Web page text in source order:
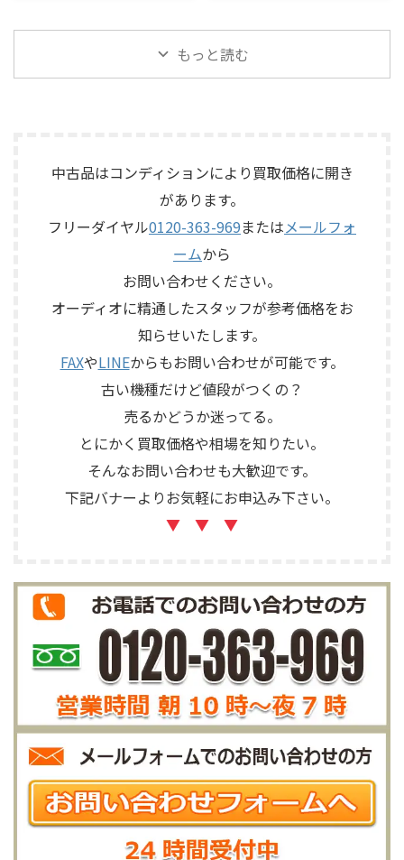
500は、テープを使用したアナ
ログエコーならではの揺らぎ
や質感を楽しめる機材です。査
定では、通電状態、音出し、
ォノカードやバランス入力カ
ードの有無、電源部の状態、
接続ケーブル、外観コンディシ
ョン、取扱説明書など付属品の
ルレンジスピーカー
「TD510MK2」を出張買取させ
態、ユニットの状態、エッグ
シェル型エンクロージャー、角
度調整機構、スピーカー端
子、外観コンディション、保護
ネットやキャップなど付属品
の有無を確認しながら査定い
たしました。 買取商品：
ECLIPSE / イクリプス 型番：
TD510MK2 カテゴリ ...
テージボックス「SB168-ES」
を出張買取させていただきま
IN/OUT、NETWORK端子、ヘッ
ドアンプリモート、ファンタム
電源、外観コンディション、電
源コードや取扱説明書など付
属品の有無を確認しながら査
定いたしました。 買取商品：
YAMAHA SB168-ES メーカー：
SB168-ES カ ...
もっと読む
中古品はコンディションにより買取価格に開き
があります。
フリーダイヤル0120-363-969またはメールフォ
ームから
お問い合わせください。
オーディオに精通したスタッフが参考価格をお
知らせいたします。
FAXやLINEからもお問い合わせが可能です。
古い機種だけど値段がつくの？
売るかどうか迷ってる。
とにかく買取価格や相場を知りたい。
そんなお問い合わせも大歓迎です。
下記バナーよりお気軽にお申込み下さい。
▼ ▼ ▼